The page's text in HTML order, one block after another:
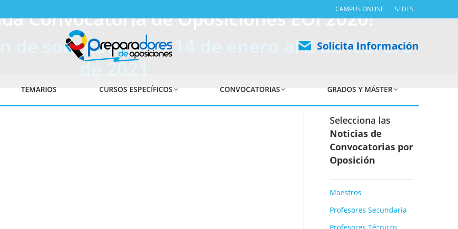
CAMPUS ONLINE SEDES
Solicita Información
TEMARIOS CURSOS ESPECÍFICOS CONVOCATORIAS GRADOS Y MÁSTER
Convocatoria de Oposiciones EOI 2020!
de solicitudes del 14 de enero al 2 de febrero
de 2021
Selecciona las
Noticias de
Convocatorias por
Oposición
Maestros
Profesores Secundaria